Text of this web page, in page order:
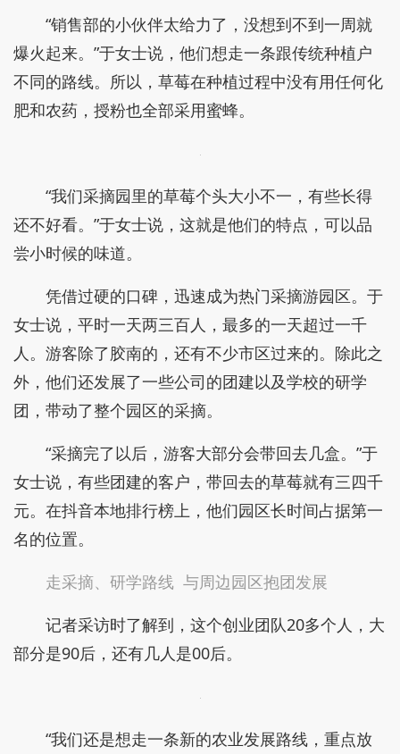
“销售部的小伙伴太给力了，没想到不到一周就
爆火起来。”于女士说，他们想走一条跟传统种植户
不同的路线。所以，草莓在种植过程中没有用任何化
肥和农药，授粉也全部采用蜜蜂。
“我们采摘园里的草莓个头大小不一，有些长得
还不好看。”于女士说，这就是他们的特点，可以品
尝小时候的味道。
凭借过硬的口碑，迅速成为热门采摘游园区。于
女士说，平时一天两三百人，最多的一天超过一千
人。游客除了胶南的，还有不少市区过来的。除此之
外，他们还发展了一些公司的团建以及学校的研学
团，带动了整个园区的采摘。
“采摘完了以后，游客大部分会带回去几盒。”于
女士说，有些团建的客户，带回去的草莓就有三四千
元。在抖音本地排行榜上，他们园区长时间占据第一
名的位置。
走采摘、研学路线 与周边园区抱团发展
记者采访时了解到，这个创业团队20多个人，大
部分是90后，还有几人是00后。
“我们还是想走一条新的农业发展路线，重点放